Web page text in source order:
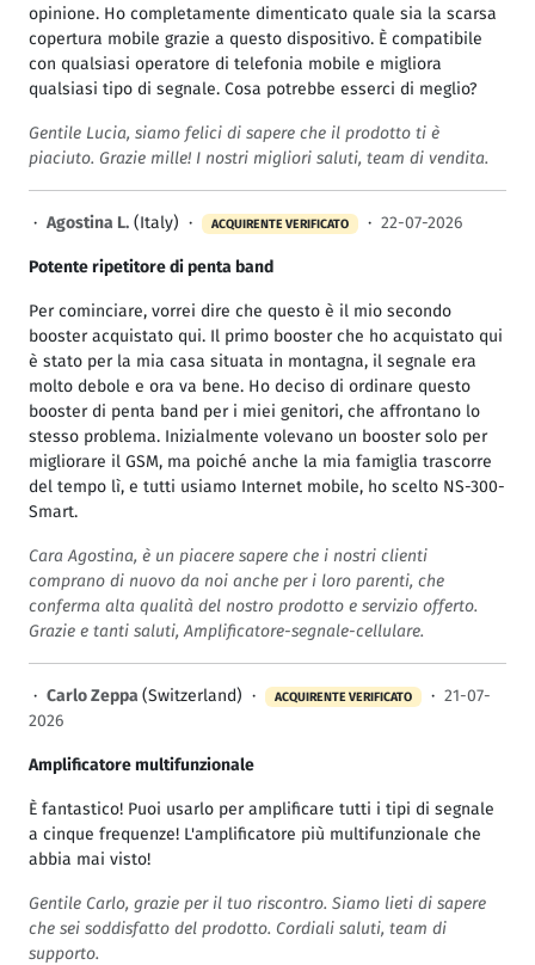
opinione. Ho completamente dimenticato quale sia la scarsa
copertura mobile grazie a questo dispositivo. È compatibile
con qualsiasi operatore di telefonia mobile e migliora
qualsiasi tipo di segnale. Cosa potrebbe esserci di meglio?
Gentile Lucia, siamo felici di sapere che il prodotto ti è
piaciuto. Grazie mille! I nostri migliori saluti, team di vendita.
· Agostina L. (Italy) · ACQUIRENTE VERIFICATO · 22-07-2026
Potente ripetitore di penta band
Per cominciare, vorrei dire che questo è il mio secondo
booster acquistato qui. Il primo booster che ho acquistato qui
è stato per la mia casa situata in montagna, il segnale era
molto debole e ora va bene. Ho deciso di ordinare questo
booster di penta band per i miei genitori, che affrontano lo
stesso problema. Inizialmente volevano un booster solo per
migliorare il GSM, ma poiché anche la mia famiglia trascorre
del tempo lì, e tutti usiamo Internet mobile, ho scelto NS-300-
Smart.
Cara Agostina, è un piacere sapere che i nostri clienti
comprano di nuovo da noi anche per i loro parenti, che
conferma alta qualità del nostro prodotto e servizio offerto.
Grazie e tanti saluti, Amplificatore-segnale-cellulare.
· Carlo Zeppa (Switzerland) · ACQUIRENTE VERIFICATO · 21-07-
2026
Amplificatore multifunzionale
È fantastico! Puoi usarlo per amplificare tutti i tipi di segnale
a cinque frequenze! L'amplificatore più multifunzionale che
abbia mai visto!
Gentile Carlo, grazie per il tuo riscontro. Siamo lieti di sapere
che sei soddisfatto del prodotto. Cordiali saluti, team di
supporto.